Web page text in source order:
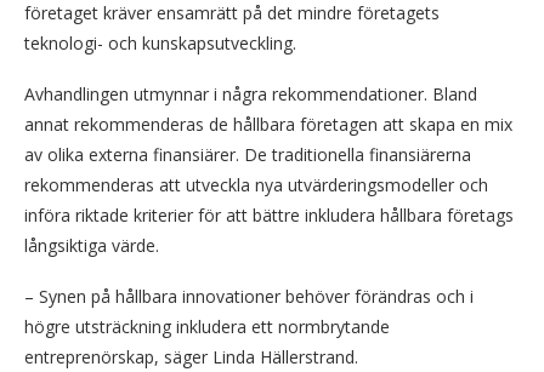
företaget kräver ensamrätt på det mindre företagets
teknologi- och kunskapsutveckling.
Avhandlingen utmynnar i några rekommendationer. Bland
annat rekommenderas de hållbara företagen att skapa en mix
av olika externa finansiärer. De traditionella finansiärerna
rekommenderas att utveckla nya utvärderingsmodeller och
införa riktade kriterier för att bättre inkludera hållbara företags
långsiktiga värde.
– Synen på hållbara innovationer behöver förändras och i
högre utsträckning inkludera ett normbrytande
entreprenörskap, säger Linda Hällerstrand.